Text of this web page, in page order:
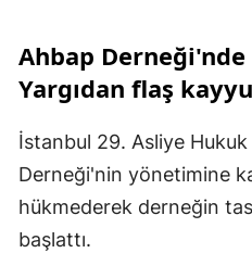
Ahbap
Yargıdan flaş
İstanbul 29. Asliye
Derneği'nin yönetimine
hükmederek derneğin
başlattı.